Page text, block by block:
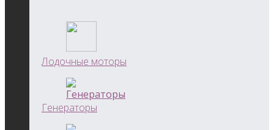
Лодочные моторы
Генераторы